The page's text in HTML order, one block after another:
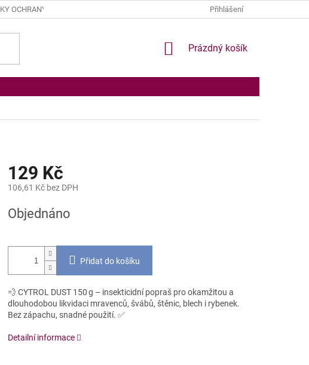
OCHRANY OSOBNÍCH ÚDAJŮ Přihlášení
NÁKUPNÍ
Prázdný košík
129 Kč
106,61 Kč bez DPH
cena:
Objednáno
Přidat do košíku
💨 CYTROL DUST 150 g – insekticidní popraš pro okamžitou a
dlouhodobou likvidaci mravenců, švábů, štěnic, blech i rybenek.
Bez zápachu, snadné použití. ✅
Detailní informace